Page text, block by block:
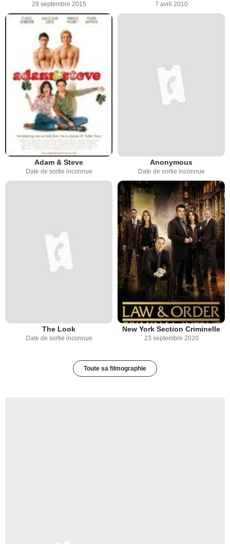
28 septembre 2015 7 avril 2010
Adam & Steve
Date de sortie inconnue
Anonymous
Date de sortie inconnue
The Look
Date de sortie inconnue
New York Section Criminelle
23 septembre 2020
Toute sa filmographie